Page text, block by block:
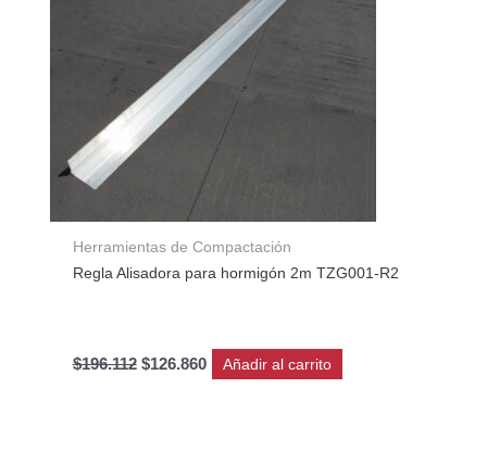
Herramientas de Compactación
Regla Alisadora para hormigón 2m TZG001-R2
$196.112 $126.860 Añadir al carrito